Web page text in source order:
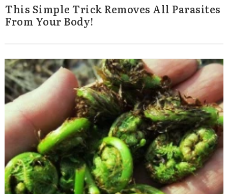
This Simple Trick Removes All Parasites
From Your Body!